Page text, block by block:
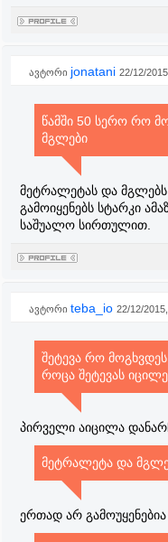
ავტორი jonatani 22/12/
წამში 50 სერო რო
მგლები
მეტრალეტას და
გამოიყენებს სტარკი
საშუალო სირთულით.
ავტორი teba_io 22/12/
შეტევა რო
როცა შეტევას
პირველი აიცილა
მეტრალეტა და
ერთად არ